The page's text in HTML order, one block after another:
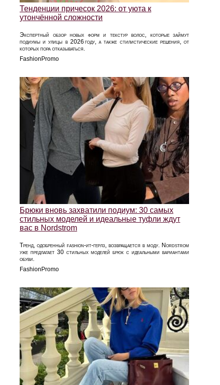
Тенденции причесок 2026: от уюта к
утончённой сложности
Экспертный обзор новых форм и текстур волос, которые займут
подиумы и улицы в 2026 году, а также стилистические решения, от
которых пора отказываться.
FashionPromo
Брюки вновь захватили подиум: 30 самых
стильных моделей и идеальные туфли ждут
вас в Nordstrom
Тренд, одобренный fashion-ит-герлз, возвращается в моду. Nordstrom
уже предлагает 30 стильных моделей брюк с идеальными вариантами
обуви.
FashionPromo